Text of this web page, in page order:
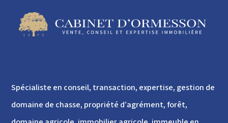
Spécialiste en conseil, transaction, expertise, gestion de
domaine de chasse, propriété d’agrément, forêt,